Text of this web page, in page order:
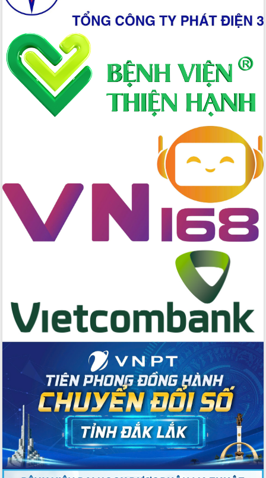
Đẩy mạnh cải cách hành chính, quyết
tâm đạt được mục tiêu tăng trưởng
hai con số trong năm 2026
Tổ chức trang trọng Lễ hội Đền thờ
Lương Văn Chánh năm 2026
Phó Bí thư Tỉnh ủy Đắk Lắk Đỗ Hữu
Huy giữ chức Bí thư Đảng ủy Ủy Ban
Nhân dân tỉnh
Bệnh án điện tử thúc đẩy chuyển đổi
Chương trình “Gặp gỡ hữu nghị –
Friendship Meeting New Year 2026”
Bầu cử Quốc hội và HĐND: Cử tri Đắk
Lắk gửi gắm niềm tin, kỳ vọng vào lá
Đảm bảo cuộc bầu cử đại biểu Quốc
hội và đại biểu HĐND các cấp diễn ra
an toàn, hiệu quả, đúng quy định
Thủ tướng Chính phủ Phạm Minh Chính
kiểm tra, chỉ đạo hoàn thành các dự
án cao tốc và thăm khu tái định cư tại
Sôi nổi Hội đua ngựa truyền thống Gò
Thì Thùng mừng Xuân Bính Ngọ 2026
Lãnh đạo tỉnh dâng hương tưởng niệm
tại Đập Đồng Cam đầu Xuân Bính Ngọ
Ngành nông nghiệp phấn đấu tăng
trưởng đạt 5,86% trong năm 2026
UBND tỉnh Đắk Lắk triển khai công tác